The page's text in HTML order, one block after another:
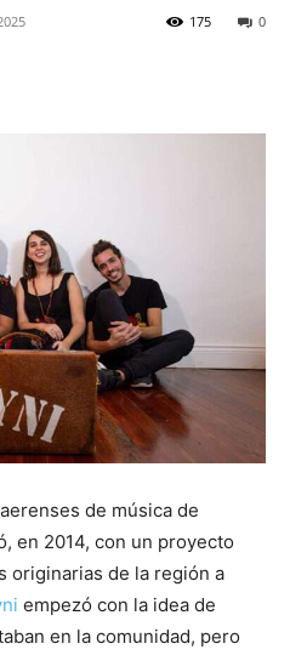
0
175
de música de
en 2014, con un proyecto
originarias de la región a
empezó con la idea de
en la comunidad, pero